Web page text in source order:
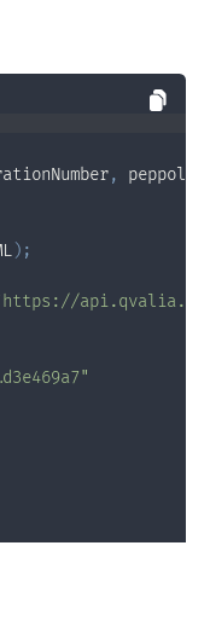
,
) ;
https://